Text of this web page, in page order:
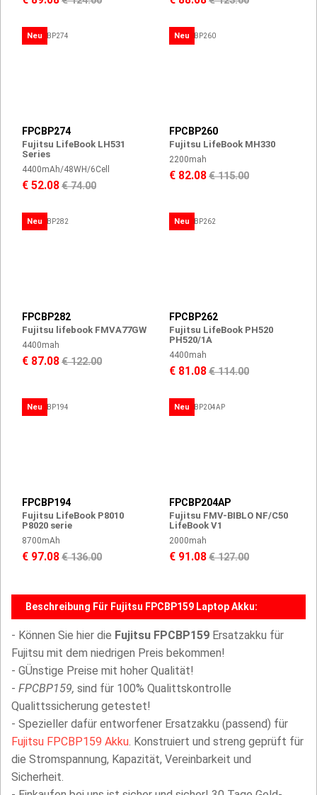
Neu
FPCBP274
Fujitsu LifeBook LH531
Series
4400mAh/48WH/6Cell
€ 52.08€ 74.00
Neu
FPCBP260
Fujitsu LifeBook MH330
2200mah
€ 82.08€ 115.00
Neu
FPCBP282
Fujitsu lifebook FMVA77GW
4400mah
€ 87.08€ 122.00
Neu
FPCBP262
Fujitsu LifeBook PH520
PH520/1A
4400mah
€ 81.08€ 114.00
Neu
FPCBP194
Fujitsu LifeBook P8010
P8020 serie
8700mAh
€ 97.08€ 136.00
Neu
FPCBP204AP
Fujitsu FMV-BIBLO NF/C50
LifeBook V1
2000mah
€ 91.08€ 127.00
Beschreibung Für Fujitsu FPCBP159 Laptop Akku:
- Können Sie hier die Fujitsu FPCBP159 Ersatzakku für
Fujitsu mit dem niedrigen Preis bekommen!
- GÜnstige Preise mit hoher Qualität!
- FPCBP159, sind für 100% Qualittskontrolle
Qualittssicherung getestet!
- Spezieller dafür entworfener Ersatzakku (passend) für
Fujitsu FPCBP159 Akku. Konstruiert und streng geprüft für
die Stromspannung, Kapazität, Vereinbarkeit und
Sicherheit.